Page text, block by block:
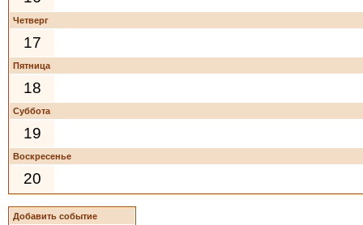
Четверг
17
Пятница
18
Суббота
19
Воскресенье
20
Добавить событие